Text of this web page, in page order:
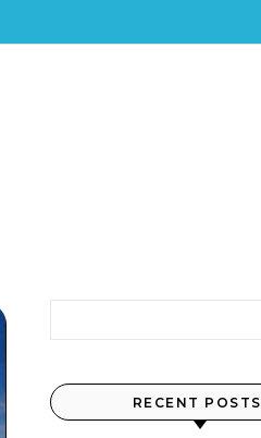
RECENT POSTS